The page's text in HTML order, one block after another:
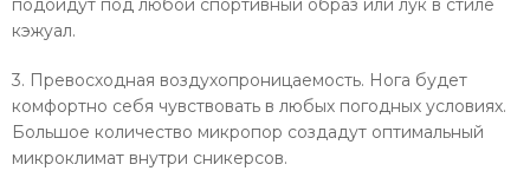
кэжуал.
3. Превосходная воздухопроницаемость. Нога будет
комфортно себя чувствовать в любых погодных условиях.
Большое количество микропор создадут оптимальный
микроклимат внутри сникерсов.